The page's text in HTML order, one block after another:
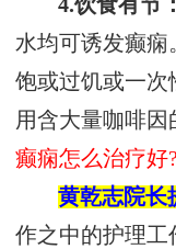
4.饮食有节
水均可诱发癫
饱或过饥或一次
用含大量咖啡因
癫痫怎么治疗好
黄乾志院长
作之中的护理工